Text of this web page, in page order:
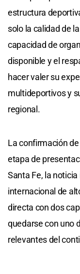
estructura
solo la calidad de
capacidad de
disponible y el
hacer valer su
multideportivos y
regional.
La confirmación
etapa de
Santa Fe, la
internacional de
directa con dos
quedarse con uno
relevantes del